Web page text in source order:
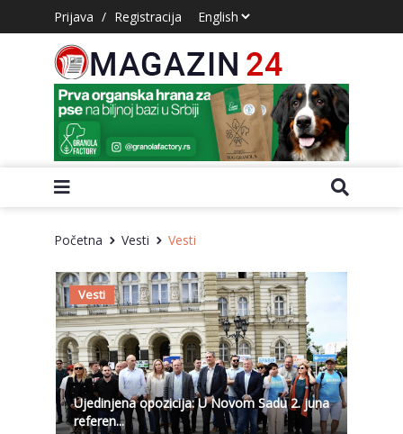
Prijava / Registracija
Početna Vesti Vesti
Vesti
Ujedinjena opozicija: U Novom Sadu 2. juna
referen...